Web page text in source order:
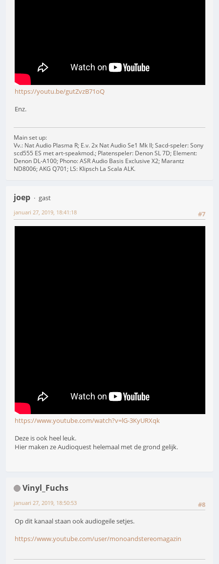
https://youtu.be/gutZvzB71oQ
Enz.
Main set up:
Vv.: Nat Audio Plasma R; E.v. 2x Nat Audio Se1 Mk II; Sacd-speler: Sony
scd555 ES met art-speakmod.; Platenspeler: Denon SL 7D; Element:
Denon DL-A100; Phono: ASR Audio Basis Exclusive X2; Marantz
ND8006; AKG Q701; LS: Klipsch La Scala ALK.
joep
gast
#7
januari 27, 2019, 18:41:18
https://www.youtube.com/watch?v=lG-3KyURXqk
Deze is ook heel leuk.
Hier maken ze Audioquest helemaal met de grond gelijk.
Vinyl_Fuchs
#8
januari 27, 2019, 18:50:53
Op dit kanaal staan ook audiogeile setjes.
https://www.youtube.com/user/monoandstereomagazin